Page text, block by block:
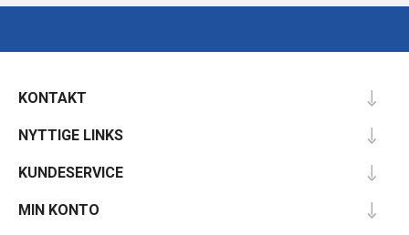
KONTAKT
NYTTIGE LINKS
KUNDESERVICE
MIN KONTO